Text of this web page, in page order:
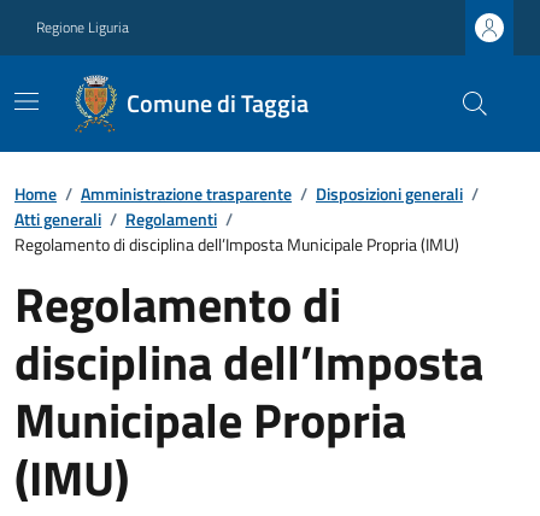
Regione Liguria
Comune di Taggia
Home / Amministrazione trasparente / Disposizioni generali /
Atti generali / Regolamenti /
Regolamento di disciplina dell’Imposta Municipale Propria (IMU)
Regolamento di
disciplina dell’Imposta
Municipale Propria
(IMU)